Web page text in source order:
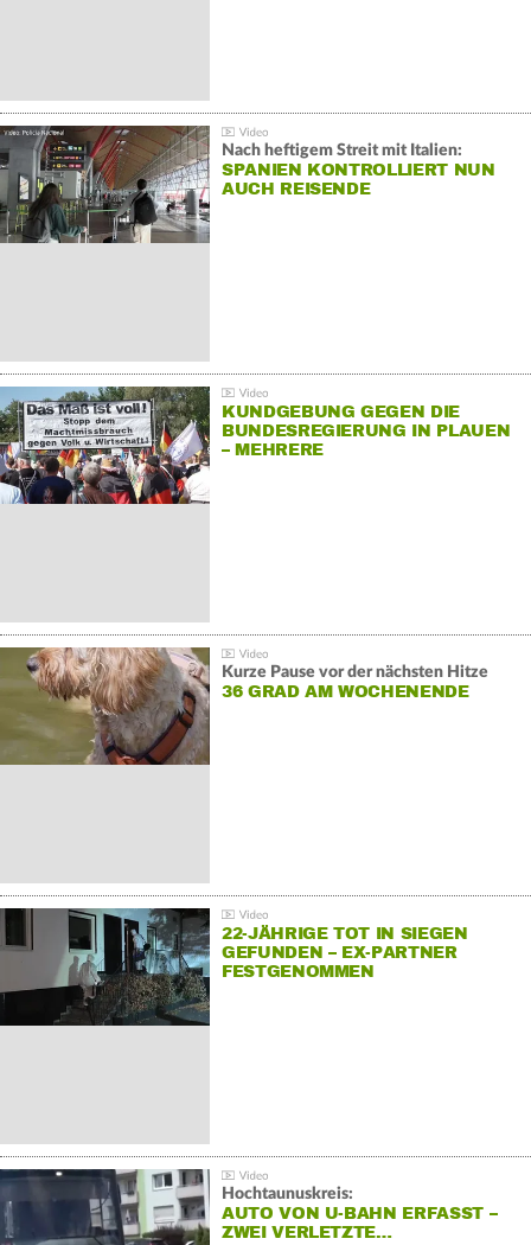
Nach heftigem Streit mit Italien:
SPANIEN KONTROLLIERT NUN
AUCH REISENDE
KUNDGEBUNG GEGEN DIE
BUNDESREGIERUNG IN PLAUEN
– MEHRERE
Kurze Pause vor der nächsten Hitze
36 GRAD AM WOCHENENDE
22-JÄHRIGE TOT IN SIEGEN
GEFUNDEN – EX-PARTNER
FESTGENOMMEN
Hochtaunuskreis:
AUTO VON U-BAHN ERFASST –
ZWEI VERLETZTE…